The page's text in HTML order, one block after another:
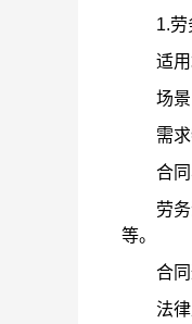
1.劳
适用
场景：
需求特
合同
劳务派
等。
合同通
法律